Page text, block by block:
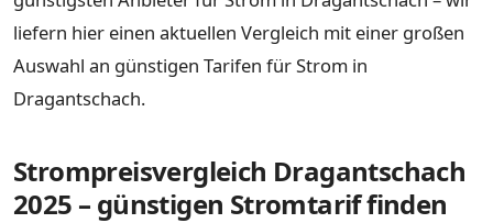
liefern hier einen aktuellen Vergleich mit einer großen
Auswahl an günstigen Tarifen für Strom in
Dragantschach.
Strompreisvergleich Dragantschach
2025 – günstigen Stromtarif finden